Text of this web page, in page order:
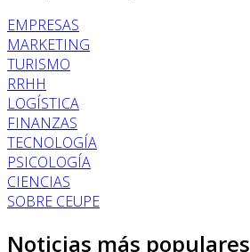
EMPRESAS
MARKETING
TURISMO
RRHH
LOGÍSTICA
FINANZAS
TECNOLOGÍA
PSICOLOGÍA
CIENCIAS
SOBRE CEUPE
Noticias más populares